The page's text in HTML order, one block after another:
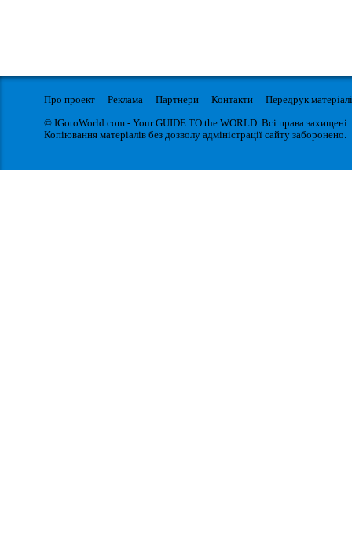
Про проект Реклама Партнери Контакти
Передрук
© IGotoWorld.com - Your GUIDE TO the WORLD. Всі права захищені.
Копіювання матеріалів без дозволу адміністрації сайту заборонено.